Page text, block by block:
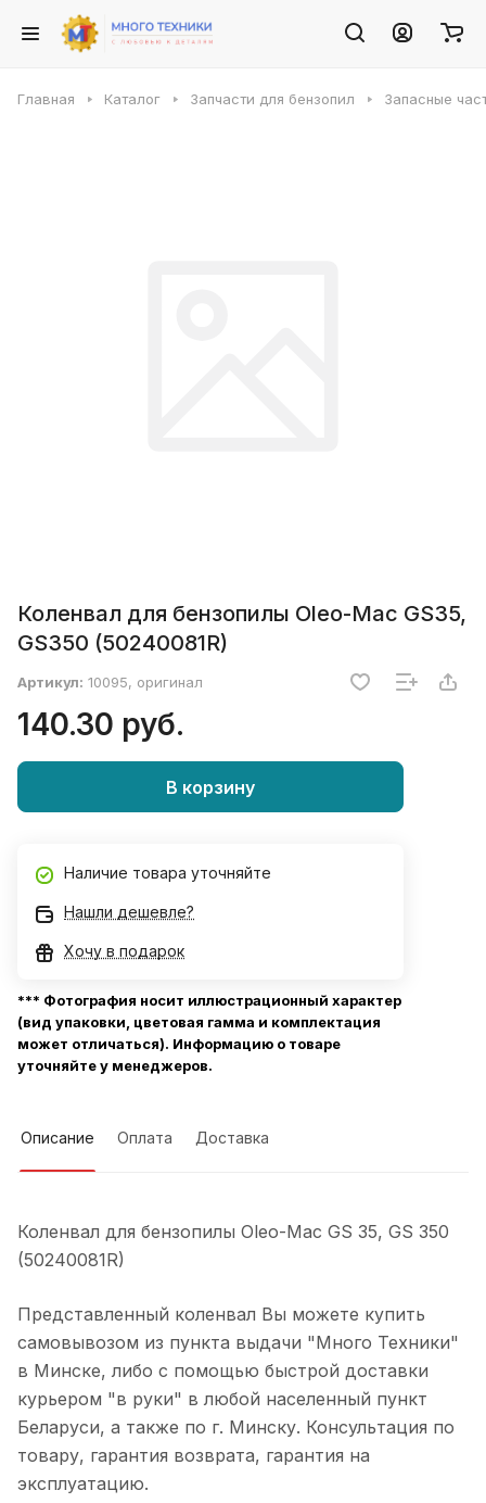
Главная Каталог Запчасти для бензопил Запасные
Коленвал для бензопилы Oleo-Mac GS35,
GS350 (50240081R)
Артикул: 10095, оригинал
140.30 руб.
В корзину
Наличие товара уточняйте
Нашли дешевле?
Хочу в подарок
*** Фотография носит иллюстрационный характер
(вид упаковки, цветовая гамма и комплектация
может отличаться). Информацию о товаре
уточняйте у менеджеров.
Описание Оплата Доставка
Коленвал для бензопилы Oleo-Mac GS 35, GS 350
(50240081R)
Представленный коленвал Вы можете купить
самовывозом из пункта выдачи "Много Техники"
в Минске, либо с помощью быстрой доставки
курьером "в руки" в любой населенный пункт
Беларуси, а также по г. Минску. Консультация по
товару, гарантия возврата, гарантия на
эксплуатацию.